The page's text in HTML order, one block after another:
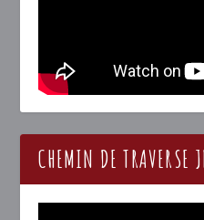
CHEMIN DE TRAVERSE